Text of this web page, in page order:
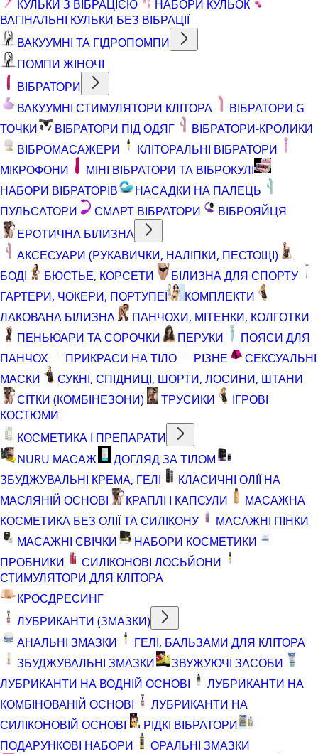
КУЛЬКИ З ВІБРАЦІЄЮ
НАБОРИ КУЛЬОК
ВАГІНАЛЬНІ КУЛЬКИ БЕЗ ВІБРАЦІЇ
ВАКУУМНІ ТА ГІДРОПОМПИ
ПОМПИ ЖІНОЧІ
ВІБРАТОРИ
ВАКУУМНІ СТИМУЛЯТОРИ КЛІТОРА
ВІБРАТОРИ G
ТОЧКИ
ВІБРАТОРИ ПІД ОДЯГ
ВІБРАТОРИ-КРОЛИКИ
ВІБРОМАСАЖЕРИ
КЛІТОРАЛЬНІ ВІБРАТОРИ
МІКРОФОНИ
МІНІ ВІБРАТОРИ ТА ВІБРОКУЛІ
НАБОРИ ВІБРАТОРІВ
НАСАДКИ НА ПАЛЕЦЬ
ПУЛЬСАТОРИ
СМАРТ ВІБРАТОРИ
ВІБРОЯЙЦЯ
ЕРОТИЧНА БІЛИЗНА
АКСЕСУАРИ (РУКАВИЧКИ, НАЛІПКИ, ПЕСТОЩІ)
БОДІ
БЮСТЬЕ, КОРСЕТИ
БІЛИЗНА ДЛЯ СПОРТУ
ГАРТЕРИ, ЧОКЕРИ, ПОРТУПЕЇ
КОМПЛЕКТИ
ЛАКОВАНА БІЛИЗНА
ПАНЧОХИ, МІТЕНКИ, КОЛГОТКИ
ПЕНЬЮАРИ ТА СОРОЧКИ
ПЕРУКИ
ПОЯСИ ДЛЯ
ПАНЧОХ
ПРИКРАСИ НА ТІЛО РІЗНЕ
СЕКСУАЛЬНІ
МАСКИ
СУКНІ, СПІДНИЦІ, ШОРТИ, ЛОСИНИ, ШТАНИ
СІТКИ (КОМБІНЕЗОНИ)
ТРУСИКИ
ІГРОВІ
КОСТЮМИ
КОСМЕТИКА І ПРЕПАРАТИ
NURU МАСАЖ
ДОГЛЯД ЗА ТІЛОМ
ЗБУДЖУВАЛЬНІ КРЕМА, ГЕЛІ
КЛАСИЧНІ ОЛІЇ НА
МАСЛЯНІЙ ОСНОВІ
КРАПЛІ І КАПСУЛИ
МАСАЖНА
КОСМЕТИКА БЕЗ ОЛІЇ ТА СИЛІКОНУ
МАСАЖНІ ПІНКИ
МАСАЖНІ СВІЧКИ
НАБОРИ КОСМЕТИКИ
ПРОБНИКИ
СИЛІКОНОВІ ЛОСЬЙОНИ
СТИМУЛЯТОРИ ДЛЯ КЛІТОРА
КРОСДРЕСИНГ
ЛУБРИКАНТИ (ЗМАЗКИ)
АНАЛЬНІ ЗМАЗКИ
ГЕЛІ, БАЛЬЗАМИ ДЛЯ КЛІТОРА
ЗБУДЖУВАЛЬНІ ЗМАЗКИ
ЗВУЖУЮЧІ ЗАСОБИ
ЛУБРИКАНТИ НА ВОДНІЙ ОСНОВІ
ЛУБРИКАНТИ НА
КОМБІНОВАНІЙ ОСНОВІ
ЛУБРИКАНТИ НА
СИЛІКОНОВІЙ ОСНОВІ
РІДКІ ВІБРАТОРИ
ПОДАРУНКОВІ НАБОРИ
ОРАЛЬНІ ЗМАЗКИ